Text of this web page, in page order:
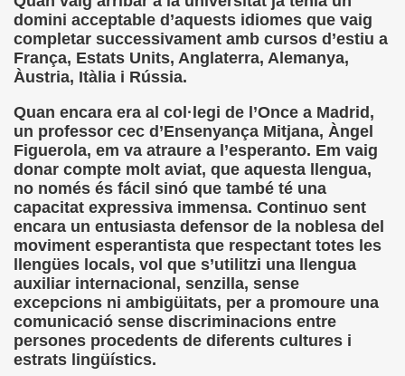
domini acceptable d’aquests idiomes que vaig
completar successivament amb cursos d’estiu a
França, Estats Units, Anglaterra, Alemanya,
Àustria, Itàlia i Rússia.
Quan encara era al col·legi de l’Once a Madrid,
un professor cec d’Ensenyança Mitjana, Àngel
Figuerola, em va atraure a l’esperanto. Em vaig
donar compte molt aviat, que aquesta llengua,
no només és fácil sinó que també té una
capacitat expressiva immensa. Continuo sent
encara un entusiasta defensor de la noblesa del
moviment esperantista que respectant totes les
llengües locals, vol que s’utilitzi una llengua
auxiliar internacional, senzilla, sense
excepcions ni ambigüitats, per a promoure una
comunicació sense discriminacions entre
persones procedents de diferents cultures i
estrats lingüístics.
Vera)
(Manuel González Otero)
2000 (Fermín Tamayo)
Hablada Colegio Santiago Apóstol ONCE Pontevedra)
Agosto 2001 (Fermín Tamayo)
(Pedro A. Zurita)
2005 (Fermín Tamayo)
2005 (Fermín Tamayo)
2011 (Fermín Tamayo)